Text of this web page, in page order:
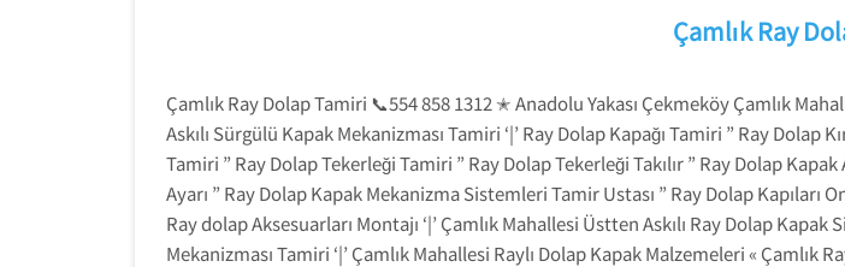
Çamlık Ray
Çamlık Ray Dolap Tamiri 📞554 858 1312 ✭ Anadolu Yakası Çekmeköy Çamlık
Askılı Sürgülü Kapak Mekanizması Tamiri ‘|’ Ray Dolap Kapağı Tamiri ” Ray Dolap
Tamiri ” Ray Dolap Tekerleği Tamiri ” Ray Dolap Tekerleği Takılır ” Ray Dolap
Ayarı ” Ray Dolap Kapak Mekanizma Sistemleri Tamir Ustası ” Ray Dolap Kapıları
Ray dolap Aksesuarları Montajı ‘|’ Çamlık Mahallesi Üstten Askılı Ray Dolap
Mekanizması Tamiri ‘|’ Çamlık Mahallesi Raylı Dolap Kapak Malzemeleri « Çamlık